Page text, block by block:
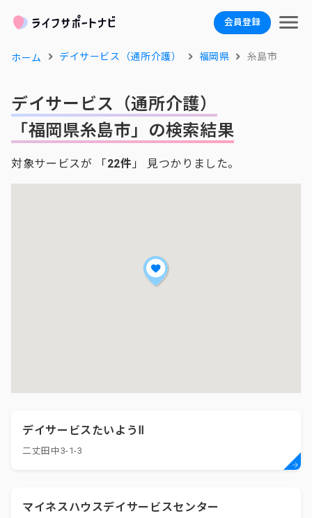
会員登録
ホーム デイサービス（通所介護） 福岡県 糸島市
デイサービス（通所介護）
「福岡県糸島市」の検索結果
対象サービスが 「22件 」 見つかりました。
デイサービスたいようⅡ
二丈田中3-1-3
マイネスハウスデイサービスセンター